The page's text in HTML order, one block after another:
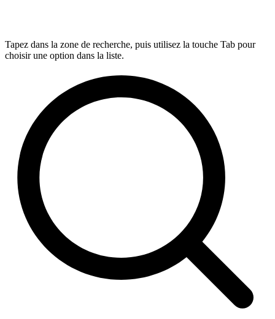
Tapez dans la zone de recherche, puis utilisez la touche Tab pour
choisir une option dans la liste.